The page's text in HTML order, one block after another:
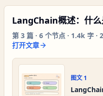
LangChain概述：什
第 3 篇 · 6 个节点 · 1.4k 字 ·
打开文章
图文 1